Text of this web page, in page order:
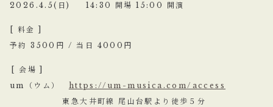
2026.4.5(日) 14:30 開場 15:00 開演
[ 料金 ]
予約 3500円 / 当日 4000円
⁡[ 会場 ]
um（ウム） https://um-musica.com/access
東急大井町線 尾山台駅より徒歩５分